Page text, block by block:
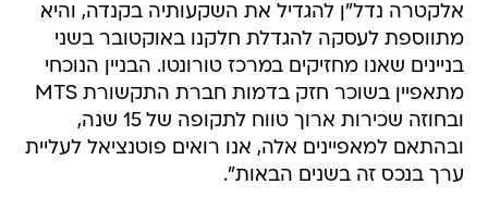
אלקטרה נדל"ן להגדיל את השקעותיה בקנדה, והיא
מתווספת לעסקה להגדלת חלקנו באוקטובר בשני
בניינים שאנו מחזיקים במרכז טורונטו. הבניין הנוכחי
מתאפיין בשוכר חזק בדמות חברת התקשורת MTS
ובחוזה שכירות ארוך טווח לתקופה של 15 שנה,
ובהתאם למאפיינים אלה, אנו רואים פוטנציאל לעליית
ערך בנכס זה בשנים הבאות".